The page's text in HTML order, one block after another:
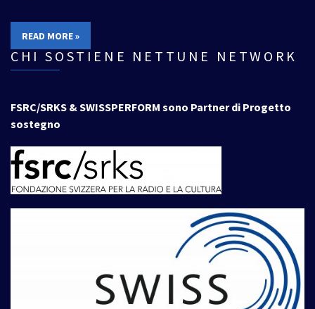
READ MORE »
CHI SOSTIENE NETTUNE NETWORK
FSRC/SRKS & SWISSPERFORM sono Partner di Progetto
sostegno